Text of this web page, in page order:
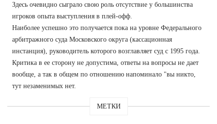
Здесь очевидно сыграло свою роль отсутствие у большинства
игроков опыта выступления в плей-офф.
Наиболее успешно это получается пока на уровне Федерального
арбитражного суда Московского округа (кассационная
инстанция), руководитель которого возглавляет суд с 1995 года.
Критика в ее сторону не допустима, ответы на вопросы не дает
вообще, а так в общем по отношению напоминало "вы никто,
тут незаменимых нет.
МЕТКИ